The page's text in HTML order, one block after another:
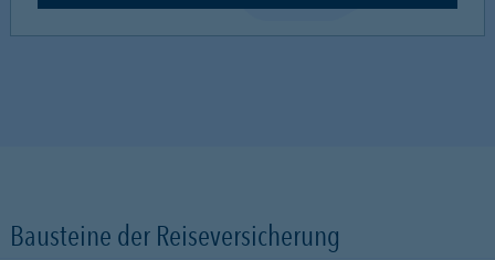
Bausteine der Reiseversicherung